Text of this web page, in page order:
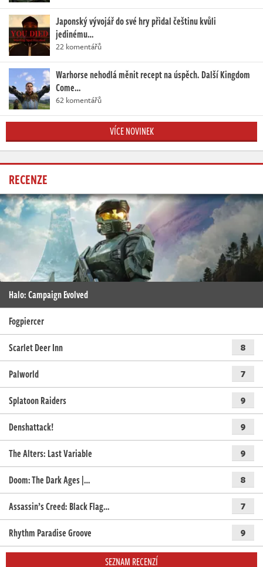
Japonský vývojář do své hry přidal češtinu kvůli
jedinému…
22 komentářů
Warhorse nehodlá měnit recept na úspěch. Další Kingdom
Come…
62 komentářů
VÍCE NOVINEK
RECENZE
Halo: Campaign Evolved
Fogpiercer
Scarlet Deer Inn
8
Palworld 7
Splatoon Raiders 9
Denshattack! 9
The Alters: Last Variable 9
Doom: The Dark Ages |… 8
Assassin’s Creed: Black Flag… 7
Rhythm Paradise Groove 9
SEZNAM RECENZÍ